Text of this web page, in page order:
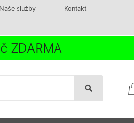
Naše služby Kontakt
ZDARMA